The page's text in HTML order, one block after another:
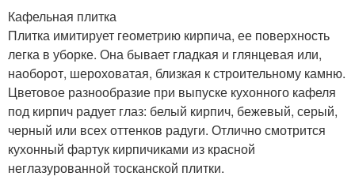
Кафельная плитка
Плитка имитирует геометрию кирпича, ее поверхность
легка в уборке. Она бывает гладкая и глянцевая или,
наоборот, шероховатая, близкая к строительному камню.
Цветовое разнообразие при выпуске кухонного кафеля
под кирпич радует глаз: белый кирпич, бежевый, серый,
черный или всех оттенков радуги. Отлично смотрится
кухонный фартук кирпичиками из красной
неглазурованной тосканской плитки.